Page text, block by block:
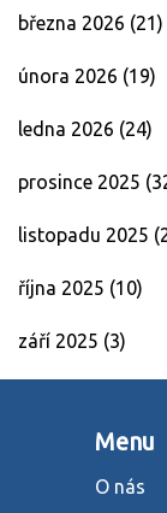
března 2026 (21)
února 2026 (19)
ledna 2026 (24)
prosince 2025
listopadu 2025
října 2025 (10)
září 2025 (3)
Menu
O nás